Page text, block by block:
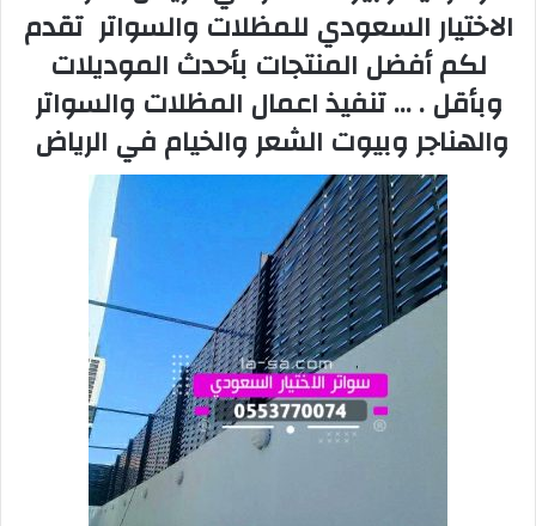
الاختيار السعودي للمظلات والسواتر تقدم
لكم أفضل المنتجات بأحدث الموديلات
وبأقل . … تنفيذ اعمال المظلات والسواتر
والهناجر وبيوت الشعر والخيام في الرياض